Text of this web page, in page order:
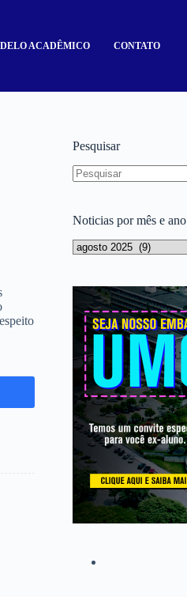
ACADÊMICO CONTATO
Pesquisar
Noticias por mês e ano